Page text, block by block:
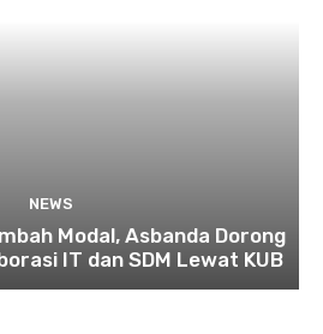
NEWS
Modal, Asbanda Dorong
IT dan SDM Lewat KUB